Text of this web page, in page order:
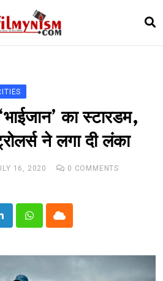
का स्टारडम,
ने लगा दी लंका
16, 2020 0 COMMENTS
WhatsappCloud